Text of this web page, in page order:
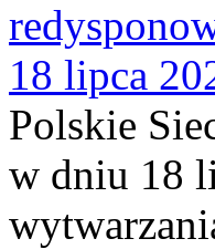
18 lipca
Polskie
w dniu 18